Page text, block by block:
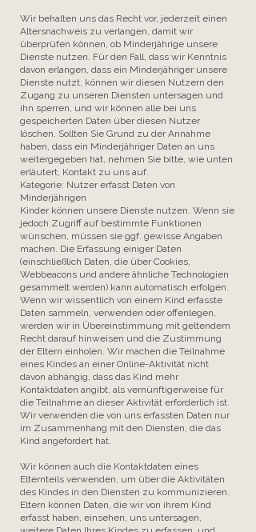
Wir behalten uns das Recht vor, jederzeit einen
Altersnachweis zu verlangen, damit wir
überprüfen können, ob Minderjährige unsere
Dienste nutzen. Für den Fall, dass wir Kenntnis
davon erlangen, dass ein Minderjähriger unsere
Dienste nutzt, können wir diesen Nutzern den
Zugang zu unseren Diensten untersagen und
ihn sperren, und wir können alle bei uns
gespeicherten Daten über diesen Nutzer
löschen. Sollten Sie Grund zu der Annahme
haben, dass ein Minderjähriger Daten an uns
weitergegeben hat, nehmen Sie bitte, wie unten
erläutert, Kontakt zu uns auf.
Kategorie: Nutzer erfasst Daten von
Minderjährigen
Kinder können unsere Dienste nutzen. Wenn sie
jedoch Zugriff auf bestimmte Funktionen
wünschen, müssen sie ggf. gewisse Angaben
machen. Die Erfassung einiger Daten
(einschließlich Daten, die über Cookies,
Webbeacons und andere ähnliche Technologien
gesammelt werden) kann automatisch erfolgen.
Wenn wir wissentlich von einem Kind erfasste
Daten sammeln, verwenden oder offenlegen,
werden wir in Übereinstimmung mit geltendem
Recht darauf hinweisen und die Zustimmung
der Eltern einholen. Wir machen die Teilnahme
eines Kindes an einer Online-Aktivität nicht
davon abhängig, dass das Kind mehr
Kontaktdaten angibt, als vernünftigerweise für
die Teilnahme an dieser Aktivität erforderlich ist.
Wir verwenden die von uns erfassten Daten nur
im Zusammenhang mit den Diensten, die das
Kind angefordert hat.
Wir können auch die Kontaktdaten eines
Elternteils verwenden, um über die Aktivitäten
des Kindes in den Diensten zu kommunizieren.
Eltern können Daten, die wir von ihrem Kind
erfasst haben, einsehen, uns untersagen,